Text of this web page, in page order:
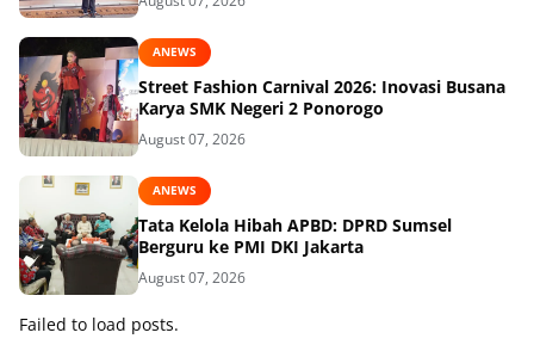
ANEWS
Street Fashion Carnival 2026: Inovasi Busana
Karya SMK Negeri 2 Ponorogo
August 07, 2026
ANEWS
Tata Kelola Hibah APBD: DPRD Sumsel
Berguru ke PMI DKI Jakarta
August 07, 2026
Failed to load posts.